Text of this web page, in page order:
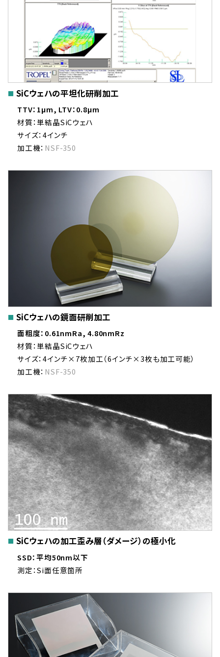
SiCウェハの平坦化研削加工
TTV：1μm, LTV：0.8μm
材質：単結晶SiCウェハ
サイズ：4インチ
加工機： NSF-350
SiCウェハの鏡面研削加工
面粗度：0.61nmRa, 4.80nmRz
材質：単結晶SiCウェハ
サイズ：4インチ×7枚加工（6インチ×3枚も加工可能）
加工機： NSF-350
SiCウェハの加工歪み層（ダメージ）の極小化
SSD：平均50nm以下
測定：Si面任意箇所